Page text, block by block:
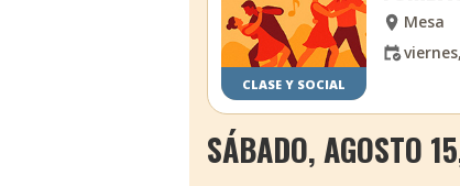
CLASE Y SOCIAL
Mesa
SÁBADO, AGOSTO